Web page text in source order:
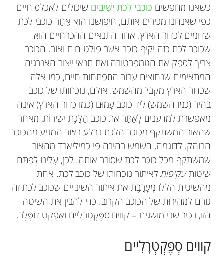
כשאנו מחפשים כוכבי לכת יְשִׁיבִים שיכולים לאכלס חיים
כפי שאנחנו מכירים אותם, חיפושנו הוא אַחַר כוכבי לכת
שדומים לכדור הארץ. אחד התנאים ההכרחיים הוא
שכוכב לכת כזה יקיף כוכב אשר פולט חום ואור. הכוכב
צריך לְסַפֵּק את הטמפרטורה ואת תנאי ייצור האנרגיה
המתאימים שנחוצים עבור התפתחות חיים, כמו אלה
שכדור הארץ מקבל מהשמש. אולם, נוכחותו של כוכב
בהיר (כמו השמש) ליד כוכב עָמוּם (כמו כדור הארץ) אינה
מאפשרת למדענים לְאַתֵּר את כוכב הַלֶּכֶת ישירוֹת, מאחר
שהאור המשתקף מכוכב הלכת נבלע באור המגיע מהכוכב
הבוהק. לדוגמה, השמש בהירה פי כמיליארד מהאור
שמשתקף מכל כוכב לכת שסובב אותה. לכן, עָלֵינוּ לְפַתֵּחַ
שיטותעקיפוֹתלאיתור נוכחותו של כוכב לכת. אחת
מהשיטות הללו מְעָרֶבֶת את איתור השינויים שכוכב לכת זה
גורם למהירוּת של הכוכב הקרוב. כדי להבין את השיטה
הזו, נכיר שני מושגים – קווים סְפֶּקְטְרָלִיים ואֶפֶקְט דּוֹפְּלֶר.
קווים סְפֶּקְטְרָלִיים